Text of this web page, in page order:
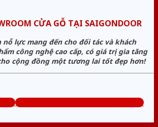
CỬA GỖ TẠI SAIGONDOOR
nỗ lực mang đến cho đối tác và khách
công nghệ cao cấp, có giá trị gia tăng
cộng đồng một tương lai tốt đẹp hơn!
Tổng đài tư vấn miễn phí: 0824.400.400